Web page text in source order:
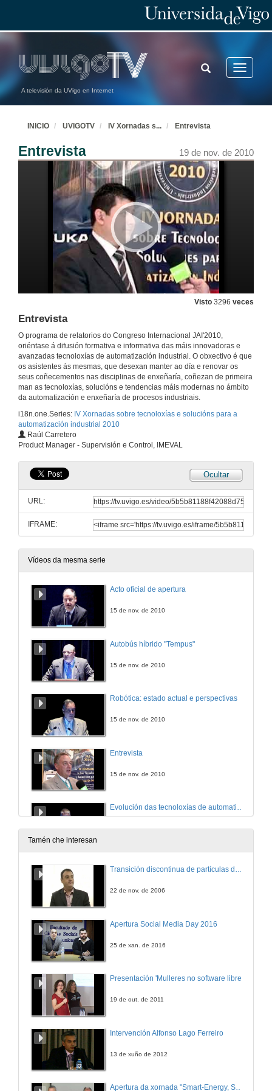
A televisión da UVigo en Internet
Toggle
TOGGLE
SEARCH
INICIO UVIGOTV IV Xornadas s... Entrevista
Entrevista 19 de nov. de 2010
Visto 3296 veces
Entrevista
O programa de relatorios do Congreso Internacional JAI'2010,
oriéntase á difusión formativa e informativa das máis innovadoras e
avanzadas tecnoloxías de automatización industrial. O obxectivo é que
os asistentes ás mesmas, que desexan manter ao día e renovar os
seus coñecementos nas disciplinas de enxeñaría, coñezan de primeira
man as tecnoloxías, solucións e tendencias máis modernas no ámbito
da automatización e enxeñaría de procesos industriais.
i18n.one.Series: IV Xornadas sobre tecnoloxías e solucións para a
automatización industrial 2010
Raúl Carretero
Product Manager - Supervisión e Control, IMEVAL
Ocultar
URL:
IFRAME:
Vídeos da mesma serie
Acto oficial de apertura
15 de nov. de 2010
Autobús híbrido "Tempus"
15 de nov. de 2010
Robótica: estado actual e perspectivas
15 de nov. de 2010
Entrevista
15 de nov. de 2010
Evolución das tecnoloxías de automatización nos produtos e procesos de automoción
15 de nov. de 2010
Tamén che interesan
Transición discontinua de partículas de microgel termosensible
22 de nov. de 2006
Apertura Social Media Day 2016
25 de xan. de 2016
Presentación 'Mulleres no software libre'
19 de out. de 2011
Intervención Alfonso Lago Ferreiro
13 de xuño de 2012
Apertura da xornada "Smart-Energy, Smart-City"